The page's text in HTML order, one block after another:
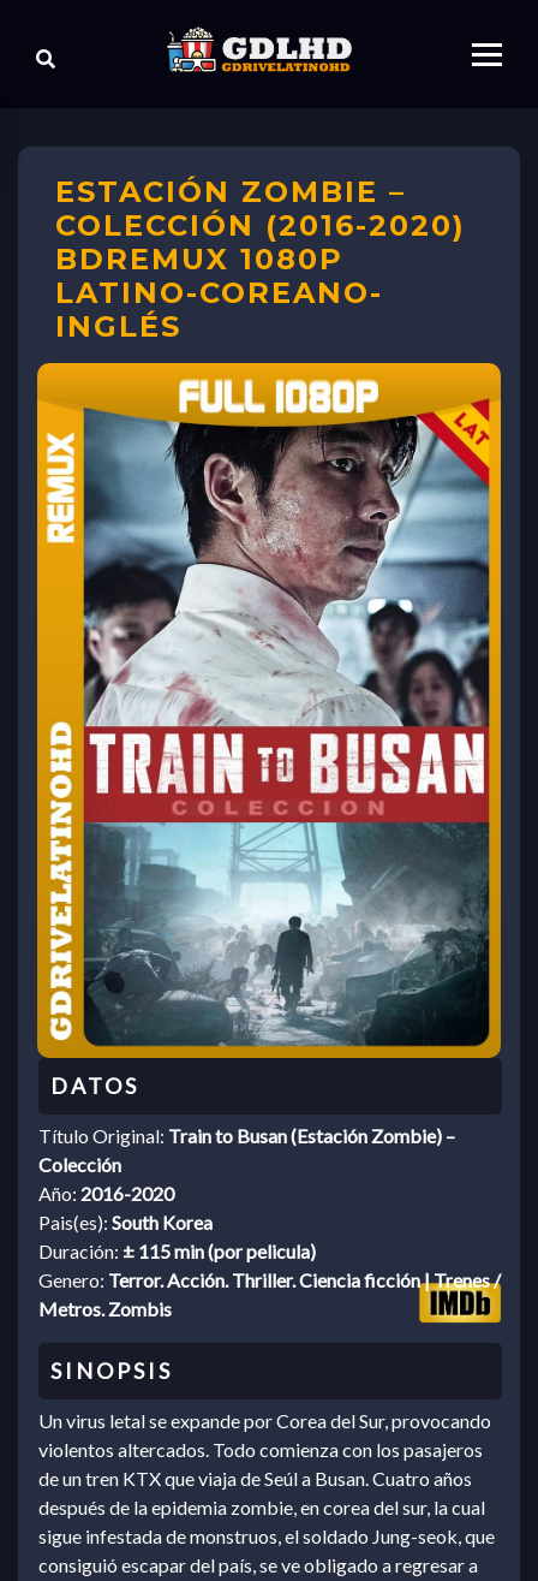
ESTACIÓN ZOMBIE –
COLECCIÓN (2016-2020)
BDREMUX 1080P
LATINO-COREANO-
INGLÉS
Título Original: Train to Busan (Estación Zombie) –
Colección
Año: 2016-2020
Pais(es): South Korea
Duración: ± 115 min (por pelicula)
Genero: Terror. Acción. Thriller. Ciencia ficción | Trenes /
Metros. Zombis
Un virus letal se expande por Corea del Sur, provocando
violentos altercados. Todo comienza con los pasajeros
de un tren KTX que viaja de Seúl a Busan. Cuatro años
después de la epidemia zombie, en corea del sur, la cual
sigue infestada de monstruos, el soldado Jung-seok, que
consiguió escapar del país, se ve obligado a regresar a